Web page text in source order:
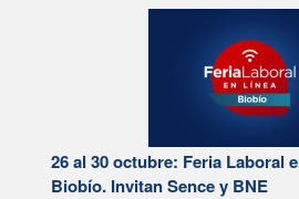
26 al 30 octubre: Feria Laboral
Biobío. Invitan Sence y BNE